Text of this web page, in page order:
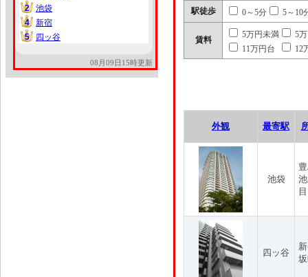
2
2
池袋
4
4
新宿
5
5 四ッ谷
08月09日15時更新
駅徒歩 0～5分 5～10
賃料
5万円未満
5
11万円台
12
外観 最寄駅
池袋
目
四ッ谷